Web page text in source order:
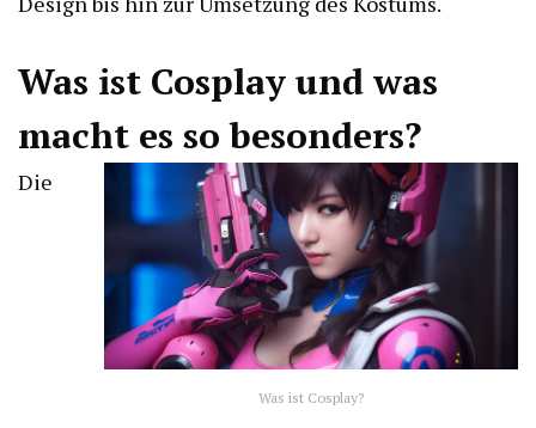
Was ist Cosplay und was
macht es so besonders?
Was ist Cosplay?
Die